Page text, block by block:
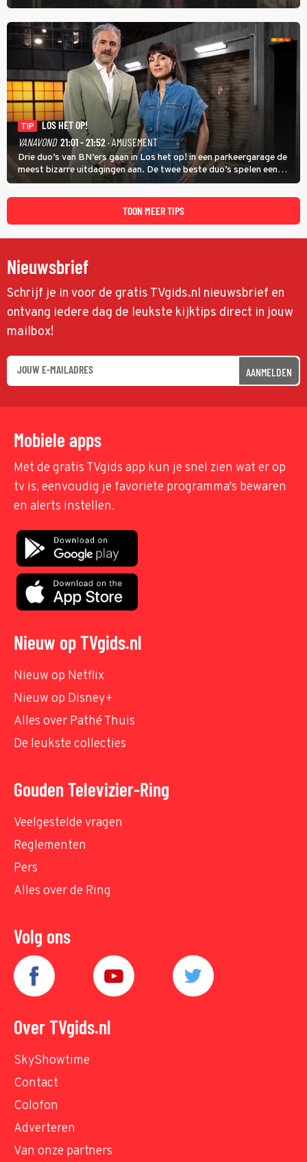
Marie Antoinette landgoed Saint-Cloud te kopen. Ze wil daar haar
kinderen veilig laten opgroeien.
TIP
LOS HET OP!
VANAVOND 21:01 - 21:52· AMUSEMENT
Drie duo’s van BN’ers gaan in Los het op! in een parkeergarage de
meest bizarre uitdagingen aan. De twee beste duo’s spelen een
onderlinge finale. Met in deze aflevering onder anderen cabaretiers
Nabil Aoulad Ayad en Annick Boer.
TOON MEER TIPS
Nieuwsbrief
Schrijf je in voor de gratis TVgids.nl nieuwsbrief en
ontvang iedere dag de leukste kijktips direct in jouw
mailbox!
AANMELDEN
Mobiele apps
Met de gratis TVgids app kun je snel zien wat er op
tv is, eenvoudig je favoriete programma's bewaren
en alerts instellen.
Nieuw op TVgids.nl
Nieuw op Netflix
Nieuw op Disney+
Alles over Pathé Thuis
De leukste collecties
Gouden Televizier-Ring
Veelgestelde vragen
Reglementen
Pers
Alles over de Ring
Volg ons
Over TVgids.nl
SkyShowtime
Contact
Colofon
Adverteren
Van onze partners